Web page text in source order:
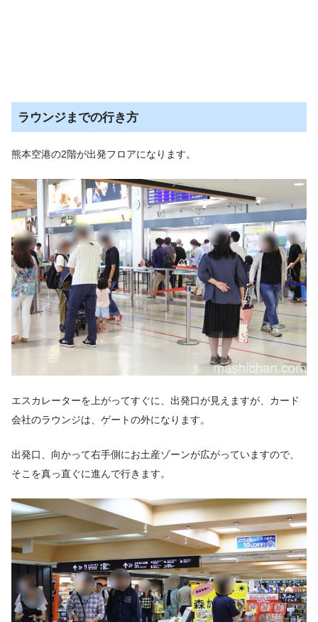
ラウンジまでの行き方
熊本空港の2階が出発フロアになります。
エスカレーターを上がってすぐに、出発口が見えますが、カード
会社のラウンジは、ゲートの外になります。
出発口、向かって右手側にお土産ゾーンが広がっていますので、
そこを真っ直ぐに進んで行きます。